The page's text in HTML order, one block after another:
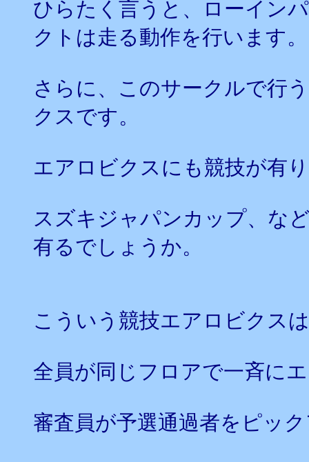
ひらたく言うと、ローイン
クトは走る動作を行います。
さらに、このサークルで行
クスです。
エアロビクスにも競技が有
スズキジャパンカップ、な
有るでしょうか。
こういう競技エアロビクス
全員が同じフロアで一斉に
審査員が予選通過者をピッ